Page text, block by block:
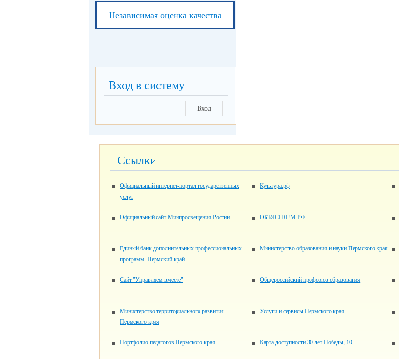
Независимая оценка качества
Вход в систему
Вход
Ссылки
Официальный интернет-портал государственных
услуг
Культура.рф
Официальный сайт Минпросвещения России ОБЪЯСНЯЕМ.РФ
Единый банк дополнительных профессиональных
программ. Пермский край
Министерство образования и науки Пермского края
Сайт "Управляем вместе" Общероссийский профсоюз образования
Министерство территориального развития
Пермского края
Услуги и сервисы Пермского края
Портфолио педагогов Пермского края Карта доступности 30 лет Победы, 10